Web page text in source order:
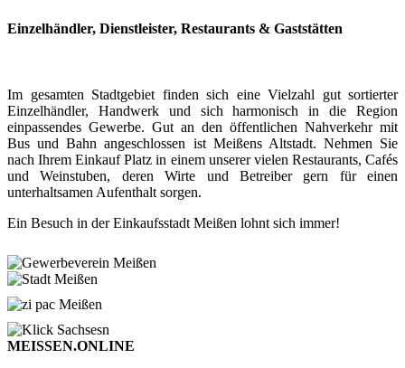
Einzelhändler, Dienstleister, Restaurants & Gaststätten
Im gesamten Stadtgebiet finden sich eine Vielzahl gut sortierter
Einzelhändler, Handwerk und sich harmonisch in die Region
einpassendes Gewerbe. Gut an den öffentlichen Nahverkehr mit
Bus und Bahn angeschlossen ist Meißens Altstadt. Nehmen Sie
nach Ihrem Einkauf Platz in einem unserer vielen Restaurants, Cafés
und Weinstuben, deren Wirte und Betreiber gern für einen
unterhaltsamen Aufenthalt sorgen.
Ein Besuch in der Einkaufsstadt Meißen lohnt sich immer!
MEISSEN.ONLINE